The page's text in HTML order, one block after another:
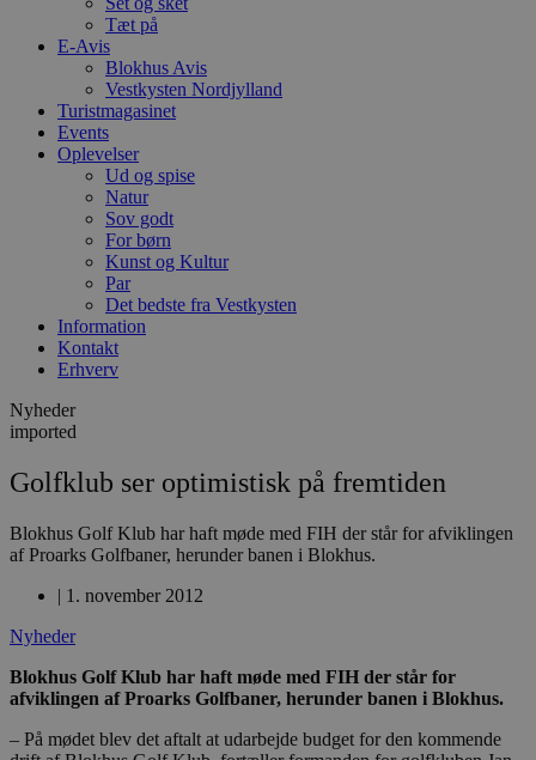
Tæt på
E-Avis
Blokhus Avis
Vestkysten Nordjylland
Turistmagasinet
Events
Oplevelser
Ud og spise
Natur
Sov godt
For børn
Kunst og Kultur
Par
Det bedste fra Vestkysten
Information
Kontakt
Erhverv
Nyheder
imported
Golfklub ser optimistisk på fremtiden
Blokhus Golf Klub har haft møde med FIH der står for afviklingen
af Proarks Golfbaner, herunder banen i Blokhus.
| 1. november 2012
Nyheder
Blokhus Golf Klub har haft møde med FIH der står for
afviklingen af Proarks Golfbaner, herunder banen i Blokhus.
– På mødet blev det aftalt at udarbejde budget for den kommende